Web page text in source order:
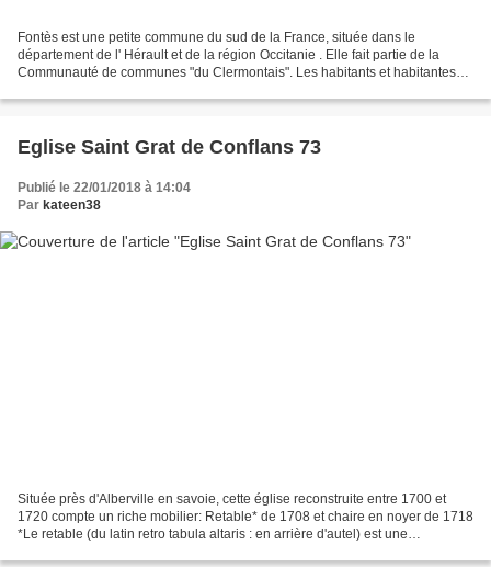
Fontès est une petite commune du sud de la France, située dans le
département de l' Hérault et de la région Occitanie . Elle fait partie de la
Communauté de communes "du Clermontais". Les habitants et habitantes
Eglise Saint Grat de Conflans 73
Publié le 22/01/2018 à 14:04
Par kateen38
Située près d'Alberville en savoie, cette église reconstruite entre 1700 et
1720 compte un riche mobilier: Retable* de 1708 et chaire en noyer de 1718
*Le retable (du latin retro tabula altaris : en arrière d'autel) est une